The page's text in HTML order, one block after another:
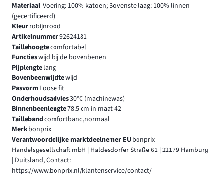
Materiaal Voering: 100% katoen; Bovenste laag: 100% linnen
(gecertificeerd)
Kleurrobijnrood
Artikelnummer92624181
Taillehoogtecomfortabel
Functieswijd bij de bovenbenen
Pijplengtelang
Bovenbeenwijdtewijd
PasvormLoose fit
Onderhoudsadvies30°C (machinewas)
Binnenbeenlengte78.5 cm in maat 42
Taillebandcomfortband,normaal
Merkbonprix
Verantwoordelijke marktdeelnemer EUbonprix
Handelsgesellschaft mbH | Haldesdorfer Straße 61 | 22179 Hamburg
| Duitsland, Contact:
https://www.bonprix.nl/klantenservice/contact/